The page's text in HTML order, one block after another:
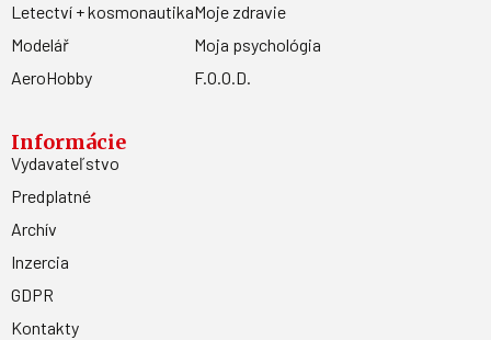
Letectví + kosmonautika
Modelář
AeroHobby
Moje zdravie
Moja psychológia
F.O.O.D.
Informácie
Vydavateľstvo
Predplatné
Archív
Inzercia
GDPR
Kontakty